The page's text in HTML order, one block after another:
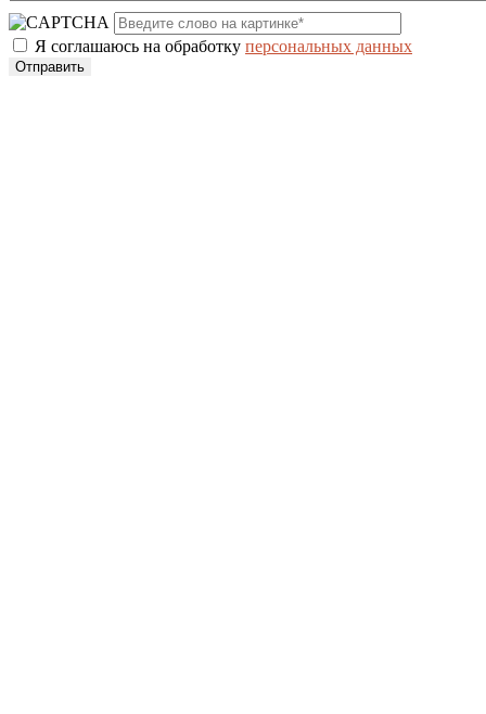
Я соглашаюсь на обработку персональных данных